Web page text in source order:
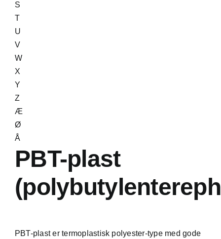
S
T
U
V
W
X
Y
Z
Æ
Ø
Å
PBT-plast
PBT-plast ertermoplastisk polyester-type med gode